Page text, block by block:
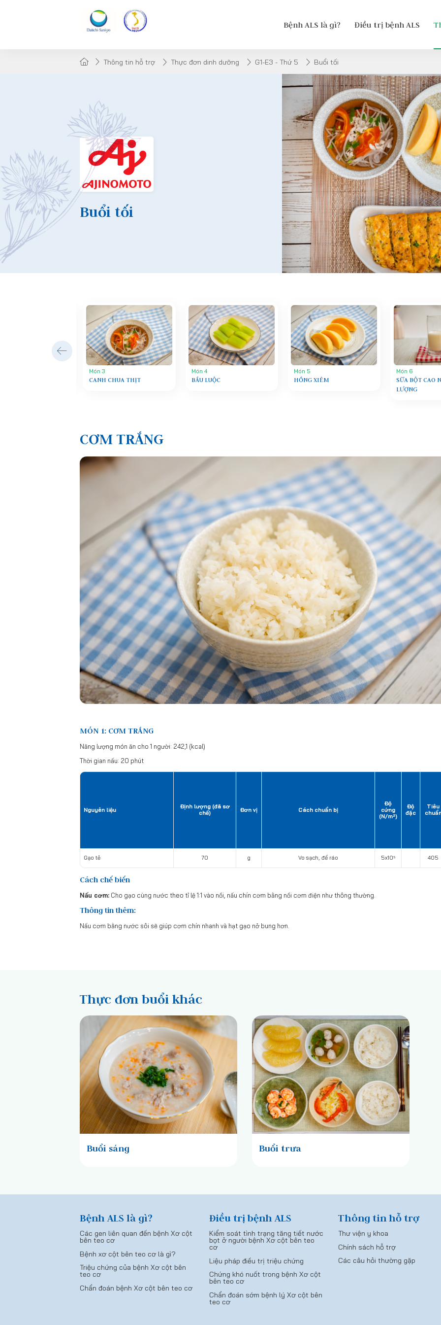
Bệnh ALS là gì? Điều trị bệnh ALS
Thông tin hỗ trợ Thực đơn dinh dưỡng G1-E3 - Thứ 5 Buổi tối
Buổi tối
Món 3
CANH CHUA THỊT
Món 4
BẦU LUỘC
Món 5
HỒNG XIÊM
Món 6
SỮA BỘT CAO
LƯỢNG
CƠM TRẮNG
MÓN 1: CƠM TRẮNG
Năng lượng món ăn cho 1 người: 242,1 (kcal)
Thời gian nấu: 20 phút
Nguyên liệu
Định lượng (đã sơ
chế)
Đơn vị Cách chuẩn bị
Độ
cứng
(N/m²)
Độ
đặc
Tiêu
Gạo tẻ 70 g Vo sạch, để ráo 5x10⁵ 405
Cách chế biến
Nấu cơm: Cho gạo cùng nước theo tỉ lệ 1:1 vào nồi, nấu chín cơm bằng nồi cơm điện như thông thường.
Thông tin thêm:
Nấu cơm bằng nước sôi sẽ giúp cơm chín nhanh và hạt gạo nở bung hơn.
Thực đơn buổi khác
Buổi sáng Buổi trưa
Bệnh ALS là gì?
Các gen liên quan đến bệnh Xơ cột
bên teo cơ
Bệnh xơ cột bên teo cơ là gì?
Triệu chứng của bệnh Xơ cột bên
teo cơ
Chẩn đoán bệnh Xơ cột bên teo cơ
Điều trị bệnh ALS
Kiểm soát tình trạng tăng tiết nước
bọt ở người bệnh Xơ cột bên teo
cơ
Liệu pháp điều trị triệu chứng
Chứng khó nuốt trong bệnh Xơ cột
bên teo cơ
Chẩn đoán sớm bệnh lý Xơ cột bên
teo cơ
Thông tin hỗ trợ
Thư viện y khoa
Chính sách hỗ trợ
Các câu hỏi thường gặp